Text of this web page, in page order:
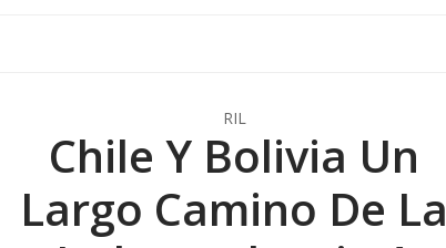
RIL
Chile Y Bolivia Un
Largo Camino De La